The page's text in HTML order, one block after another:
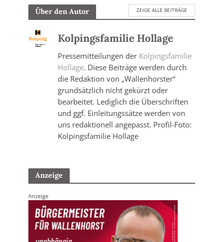
Über den Autor ZEIGE ALLE BEITRÄGE
Kolpingsfamilie Hollage
Pressemitteilungen der Kolpingsfamilie
Hollage. Diese Beiträge werden durch
die Redaktion von „Wallenhorster“
grundsätzlich nicht gekürzt oder
bearbeitet. Lediglich die Überschriften
und ggf. Einleitungssätze werden von
uns redaktionell angepasst. Profil-Foto:
Kolpingsfamilie Hollage
Anzeige
Anzeige